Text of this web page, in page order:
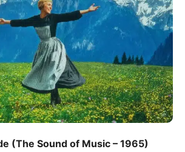
(The Sound of Music – 1965)